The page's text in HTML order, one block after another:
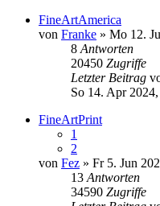
FineArtAmerica
von Franke » Mo 12.
8 Antworten
20450 Zugriffe
Letzter Beitrag
So 14. Apr
FineArtPrint
1
2
von Fez » Fr 5. Jun
13 Antworten
34590 Zugriffe